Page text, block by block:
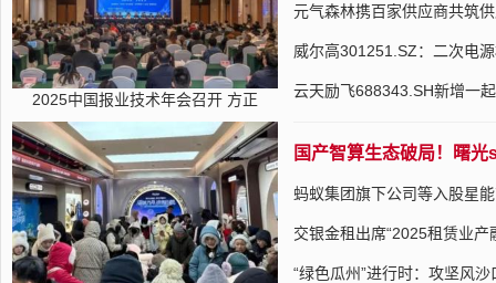
2025中国报业技术年会召开 方正
元气森林携百家供应商共筑
威尔高301251.SZ：二次电
云天励飞688343.SH新增一
国产智算生态破局！曙
蚂蚁集团旗下公司等入股星
交银金租出席“2025租赁业产
“绿色瓜州”进行时：攻坚风